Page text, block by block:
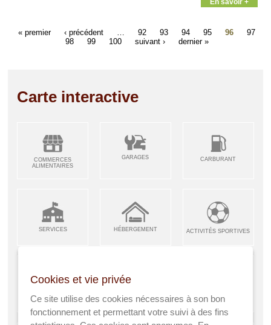
En savoir +
« premier ‹ précédent 92 93 94 95 96
97
98
99 100 suivant › dernier »
Carte interactive
COMMERCES
ALIMENTAIRES
GARAGES CARBURANT
SERVICES HÉBERGEMENT ACTIVITÉS SPORTIVES
ARTISANS &
INDUSTRIES
RESTAURANTS CAFÉS ENFANCE JEUNESSE
Cookies et vie privée
Ce site utilise des cookies nécessaires à son bon
fonctionnement et permettant votre suivi à des fins